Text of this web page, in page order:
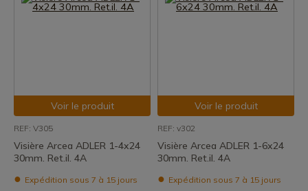
Voir le produit
REF: V305
Visière Arcea ADLER 1-4x24
30mm. Ret.il. 4A
Expédition sous 7 à 15 jours
Voir le produit
REF: v302
Visière Arcea ADLER 1-6x24
30mm. Ret.il. 4A
Expédition sous 7 à 15 jours